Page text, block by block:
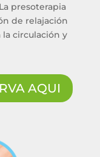
presoterapia
de relajación
circulación y
AQUI